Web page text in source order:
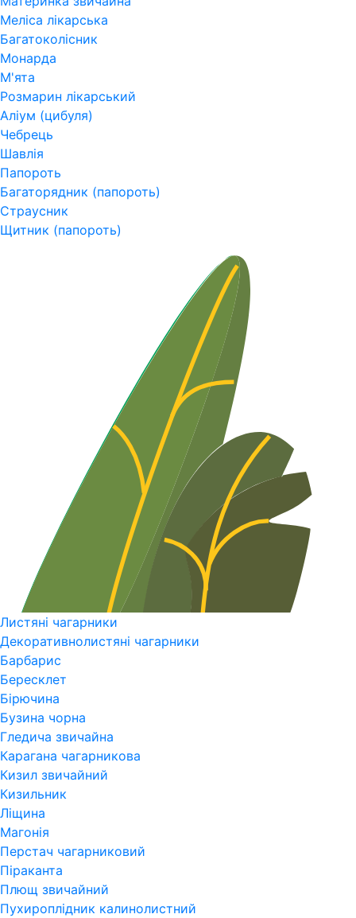
Меліса лікарська
Багатоколісник
Монарда
М'ята
Розмарин лікарський
Аліум (цибуля)
Чебрець
Шавлія
Папороть
Багаторядник (папороть)
Страусник
Щитник (папороть)
Листяні чагарники
Декоративнолистяні чагарники
Барбарис
Бересклет
Бірючина
Бузина чорна
Гледича звичайна
Карагана чагарникова
Кизил звичайний
Кизильник
Ліщина
Магонія
Перстач чагарниковий
Піраканта
Плющ звичайний
Пухироплідник калинолистний